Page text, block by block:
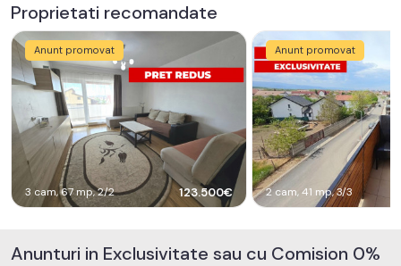
Proprietati recomandate
Anunt promovat
3 cam, 67 mp, 2/2 123.500€
Anunt promovat
2 cam, 41 mp, 3/3
Anunturi in Exclusivitate sau cu Comision 0%